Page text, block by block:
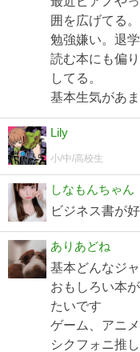
囲を広げてる。
勉強嫌い。退
読む本にも偏
してる。
基本生気があ
Lily
小/中/高校生
しなもんちゃん
ビジネス書が好
ありあどね
基本どんなジ
おもしろい本
たいです
ゲーム、アニ
シクフォニ推し